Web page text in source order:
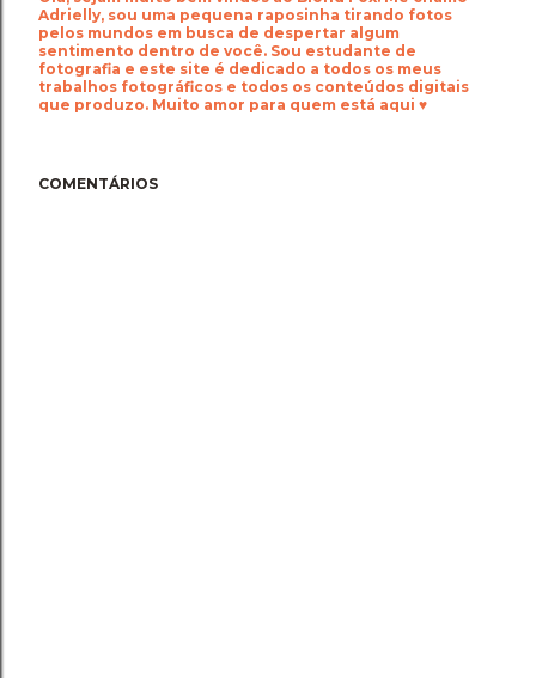
Adrielly, sou uma pequena raposinha tirando fotos
pelos mundos em busca de despertar algum
sentimento dentro de você. Sou estudante de
fotografia e este site é dedicado a todos os meus
trabalhos fotográficos e todos os conteúdos digitais
que produzo. Muito amor para quem está aqui ♥
COMENTÁRIOS